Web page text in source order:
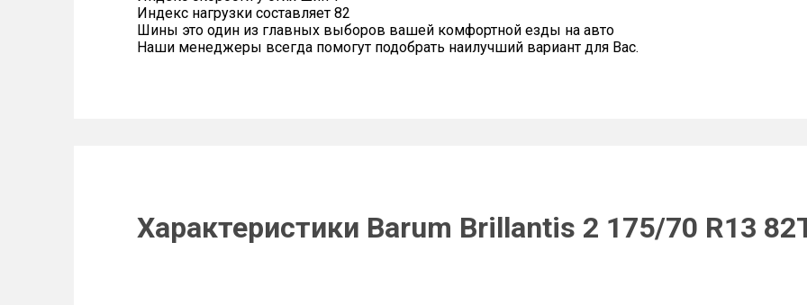
Индекс нагрузки составляет 82
Шины это один из главных выборов вашей комфортной езды на авто
Наши менеджеры всегда помогут подобрать наилучший вариант для Вас.
Характеристики Barum Brillantis 2 175/70 R13